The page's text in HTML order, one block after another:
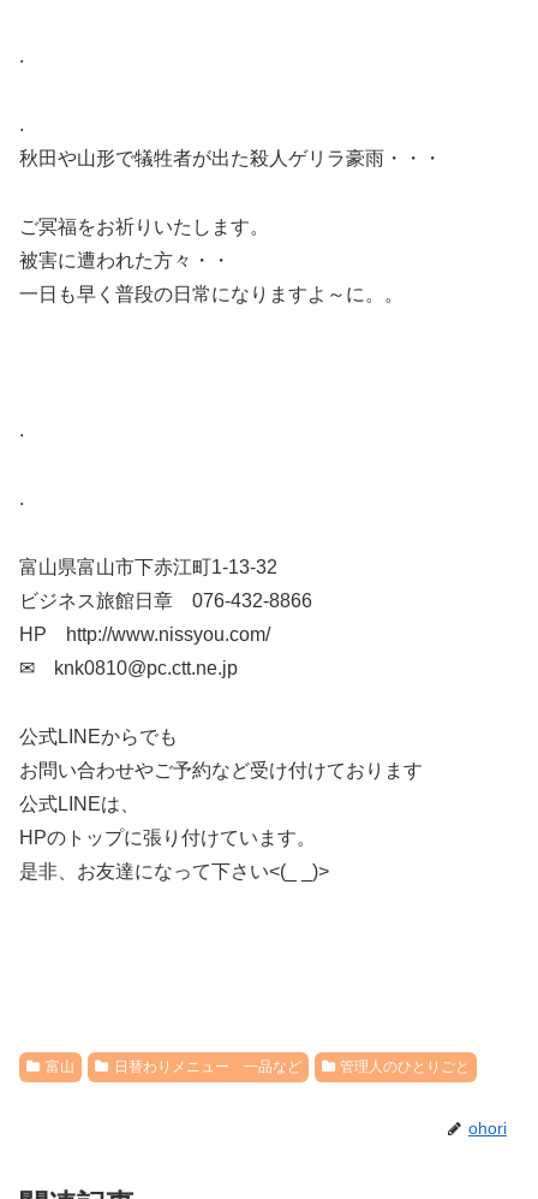
.
.
秋田や山形で犠牲者が出た殺人ゲリラ豪雨・・・
ご冥福をお祈りいたします。
被害に遭われた方々・・
一日も早く普段の日常になりますよ～に。。
.
.
富山県富山市下赤江町1-13-32
ビジネス旅館日章 076-432-8866
HP http://www.nissyou.com/
✉ knk0810@pc.ctt.ne.jp
公式LINEからでも
お問い合わせやご予約など受け付けております
公式LINEは、
HPのトップに張り付けています。
是非、お友達になって下さい<(_ _)>
富山 日替わりメニュー 一品など 管理人のひとりごと
ohori